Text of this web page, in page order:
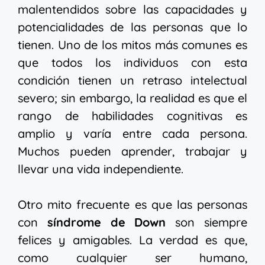
malentendidos sobre las capacidades y
potencialidades de las personas que lo
tienen. Uno de los mitos más comunes es
que todos los individuos con esta
condición tienen un retraso intelectual
severo; sin embargo, la realidad es que el
rango de habilidades cognitivas es
amplio y varía entre cada persona.
Muchos pueden aprender, trabajar y
llevar una vida independiente.
Otro mito frecuente es que las personas
con síndrome de Down son siempre
felices y amigables. La verdad es que,
como cualquier ser humano,